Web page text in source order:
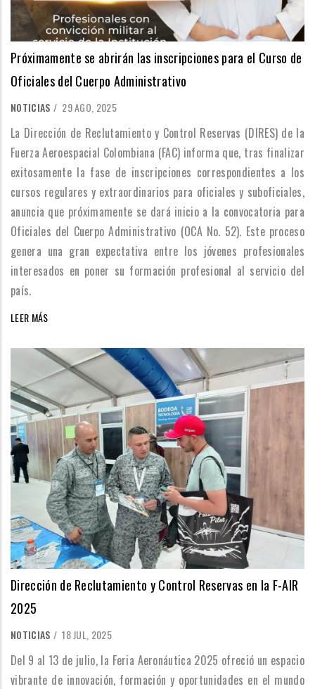
Próximamente se abrirán las inscripciones para el Curso de
Oficiales del Cuerpo Administrativo
NOTICIAS / 29 AGO, 2025
La Dirección de Reclutamiento y Control Reservas (DIRES) de la
Fuerza Aeroespacial Colombiana (FAC) informa que, tras finalizar
exitosamente la fase de inscripciones correspondientes a los
cursos regulares y extraordinarios para oficiales y suboficiales,
anuncia que próximamente se dará inicio a la convocatoria para
Oficiales del Cuerpo Administrativo (OCA No. 52). Este proceso
genera una gran expectativa entre los jóvenes profesionales
interesados en poner su formación profesional al servicio del
país.
LEER MÁS
Dirección de Reclutamiento y Control Reservas en la F-AIR
2025
NOTICIAS / 18 JUL, 2025
Del 9 al 13 de julio, la Feria Aeronáutica 2025 ofreció un espacio
vibrante de innovación, formación y oportunidades en el mundo